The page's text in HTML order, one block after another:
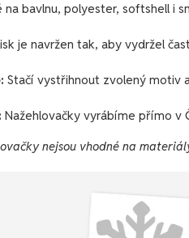
na bavlnu, polyester, softshell i
je navržen tak, aby vydržel
Stačí vystřihnout zvolený motiv
Nažehlovačky vyrábíme přímo v
nejsou vhodné na